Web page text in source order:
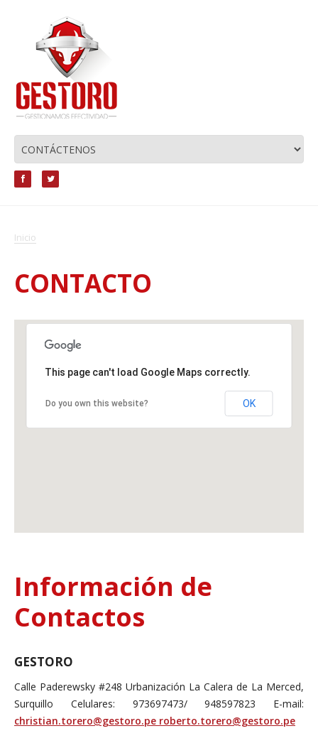
Inicio
CONTACTO
This page can't load Google Maps correctly.
Do you own this website? OK
Información de
Contactos
GESTORO
Calle Paderewsky #248 Urbanización La Calera de La Merced,
Surquillo Celulares: 973697473/ 948597823 E-mail:
christian.torero@gestoro.pe roberto.torero@gestoro.pe